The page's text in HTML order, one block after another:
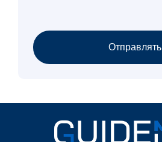
Отправлять